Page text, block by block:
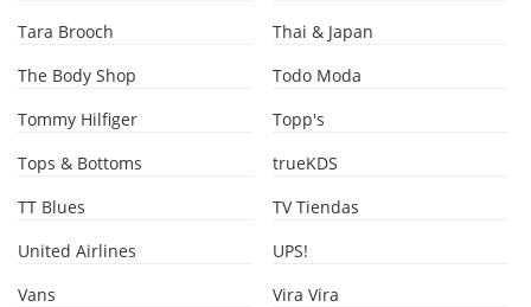
Tara Brooch
Thai & Japan
The Body Shop
Todo Moda
Tommy Hilfiger
Topp's
Tops & Bottoms
trueKDS
TT Blues
TV Tiendas
United Airlines
UPS!
Vans
Vira Vira